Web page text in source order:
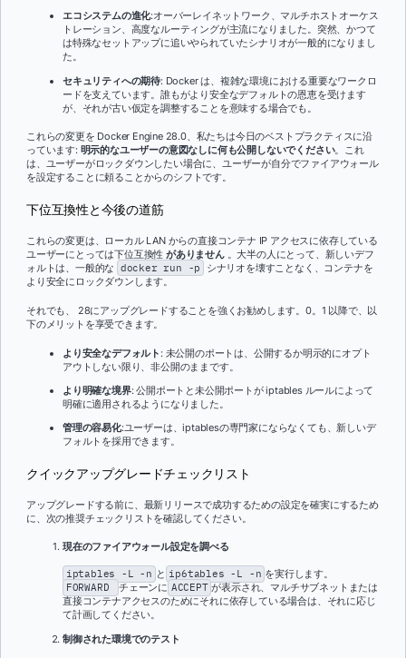
エコシステムの進化:オーバーレイネットワーク、マルチホストオーケス
トレーション、高度なルーティングが主流になりました。突然、かつて
は特殊なセットアップに追いやられていたシナリオが一般的になりまし
た。
セキュリティへの期待: Docker は、複雑な環境における重要なワークロ
ードを支えています。誰もがより安全なデフォルトの恩恵を受けます
が、それが古い仮定を調整することを意味する場合でも。
これらの変更を Docker Engine 28.0、私たちは今日のベストプラクティスに沿
っています: 明示的なユーザーの意図なしに何も公開しないでください。これ
は、ユーザーがロックダウンしたい場合に、ユーザーが自分でファイアウォール
を設定することに頼ることからのシフトです。
下位互換性と今後の道筋
これらの変更は、ローカル LAN からの直接コンテナ IP アクセスに依存している
ユーザーにとっては下位互換性がありません。大半の人にとって、新しいデフ
ォルトは、一般的な docker run -p
シナリオを壊すことなく、コンテナを
より安全にロックダウンします。
それでも、 28にアップグレードすることを強くお勧めします。0。1 以降で、以
下のメリットを享受できます。
より安全なデフォルト : 未公開のポートは、公開するか明示的にオプト
アウトしない限り、非公開のままです。
より明確な境界: 公開ポートと未公開ポートが iptables ルールによって
明確に適用されるようになりました。
管理の容易化:ユーザーは、iptablesの専門家にならなくても、新しいデ
フォルトを採用できます。
クイックアップグレードチェックリスト
アップグレードする前に、最新リリースで成功するための設定を確実にするため
に、次の推奨チェックリストを確認してください。
現在のファイアウォール設定を調べる
iptables -L -n と ip6tables -L -n を実行します。
FORWARD
チェーンに ACCEPT が表示され、マルチサブネットまたは
直接コンテナアクセスのためにそれに依存している場合は、それに応じ
て計画してください。
制御された環境でのテスト